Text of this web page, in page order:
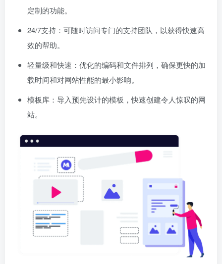
定制的功能。
24/7支持：可随时访问专门的支持团队，以获得快速高
效的帮助。
轻量级和快速：优化的编码和文件排列，确保更快的加
载时间和对网站性能的最小影响。
模板库：导入预先设计的模板，快速创建令人惊叹的网
站。